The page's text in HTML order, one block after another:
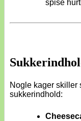
spise
Nogle kager skiller
sukkerindhold: